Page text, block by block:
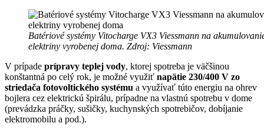
Batériové systémy Vitocharge VX3 Viessmann na
elektriny vyrobenej doma. Zdroj: Viessmann
V prípade prípravy teplej vody, ktorej spotreba je väčšinou
konštantná po celý rok, je možné využiť napätie 230/400 V zo
striedača fotovoltického systému a využívať túto energiu na ohrev
bojlera cez elektrickú špirálu, prípadne na vlastnú spotrebu v dome
(prevádzka práčky, sušičky, kuchynských spotrebičov, dobíjanie
elektromobilu a pod.).